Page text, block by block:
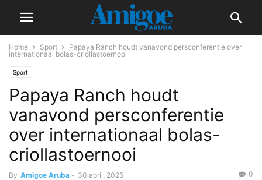
Home Sport
Papaya Ranch houdt vanavond persconferentie over
internationaal bolas-criollastoernooi
Sport
Papaya Ranch houdt
vanavond persconferentie
over internationaal bolas-
criollastoernooi
By Amigoe Aruba - 30 april, 2025 0